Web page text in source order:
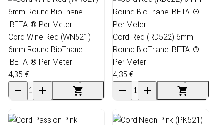
Cord Wine Red (WN521)
6mm Round BioThane
'BETA' ® Per Meter
4,35 €
Cord Red (RD522) 6mm
Round BioThane 'BETA' ®
Per Meter
4,35 €